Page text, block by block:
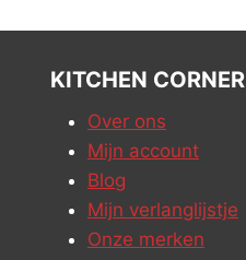
KITCHEN CORNER
Over ons
Mijn account
Blog
Mijn verlanglijstje
Onze merken